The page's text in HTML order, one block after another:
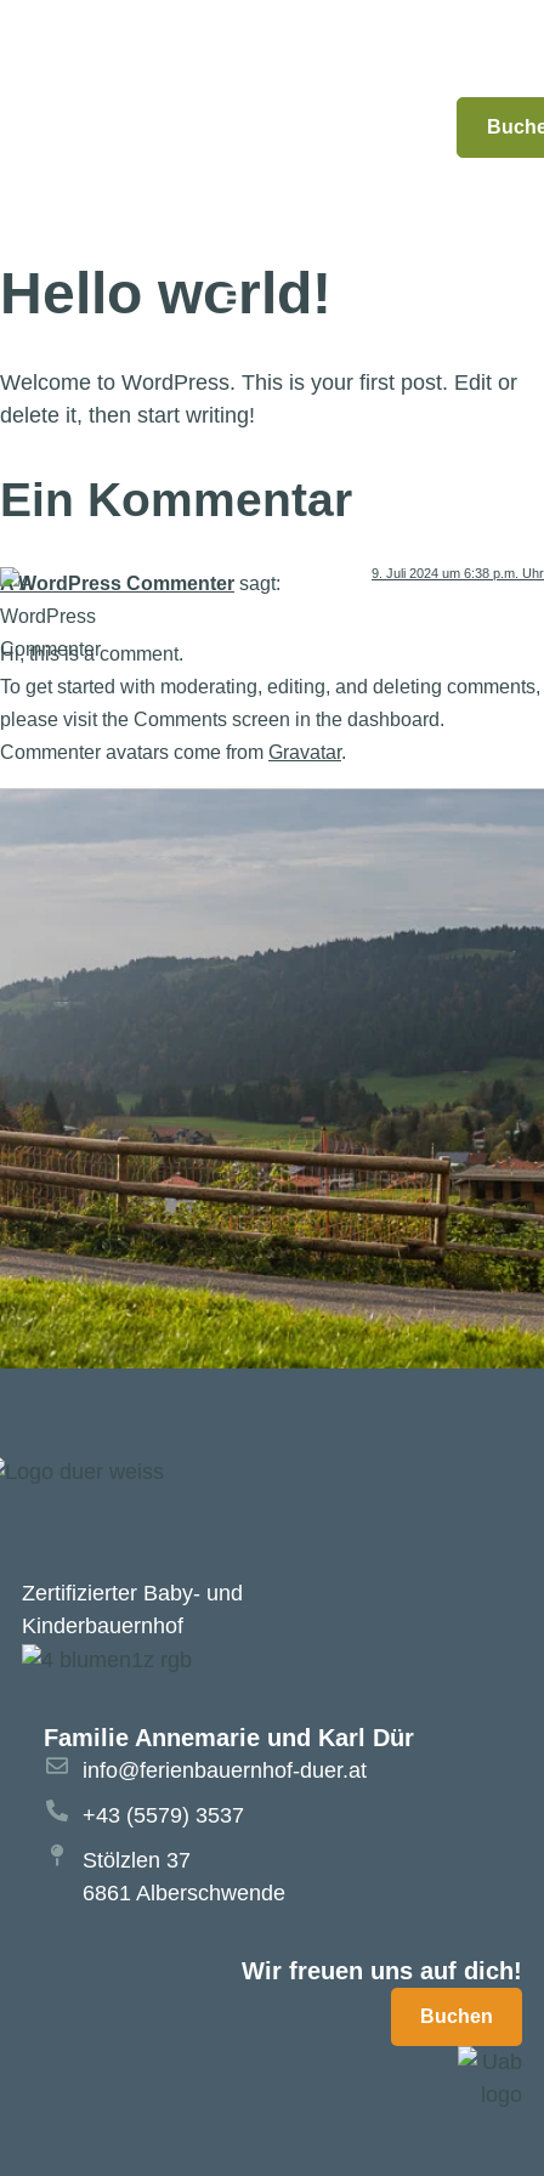
Hello world!
Welcome to WordPress. This is your first post. Edit or
delete it, then start writing!
Ein Kommentar
A WordPress Commenter sagt: 9. Juli 2024 um 6:38 p.m. Uhr
Hi, this is a comment.
To get started with moderating, editing, and deleting comments,
please visit the Comments screen in the dashboard.
Commenter avatars come from Gravatar.
Zertifizierter Baby- und
Kinderbauernhof
Familie Annemarie und Karl Dür
info@ferienbauernhof-duer.at
+43 (5579) 3537
Stölzlen 37
6861 Alberschwende
Wir freuen uns auf dich!
Buchen